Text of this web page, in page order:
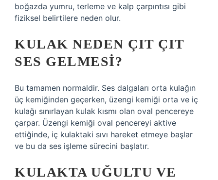
boğazda yumru, terleme ve kalp çarpıntısı gibi
fiziksel belirtilere neden olur.
KULAK NEDEN ÇIT ÇIT
SES GELMESI?
Bu tamamen normaldir. Ses dalgaları orta kulağın
üç kemiğinden geçerken, üzengi kemiği orta ve iç
kulağı sınırlayan kulak kısmı olan oval pencereye
çarpar. Üzengi kemiği oval pencereyi aktive
ettiğinde, iç kulaktaki sıvı hareket etmeye başlar
ve bu da ses işleme sürecini başlatır.
KULAKTA UĞULTU VE